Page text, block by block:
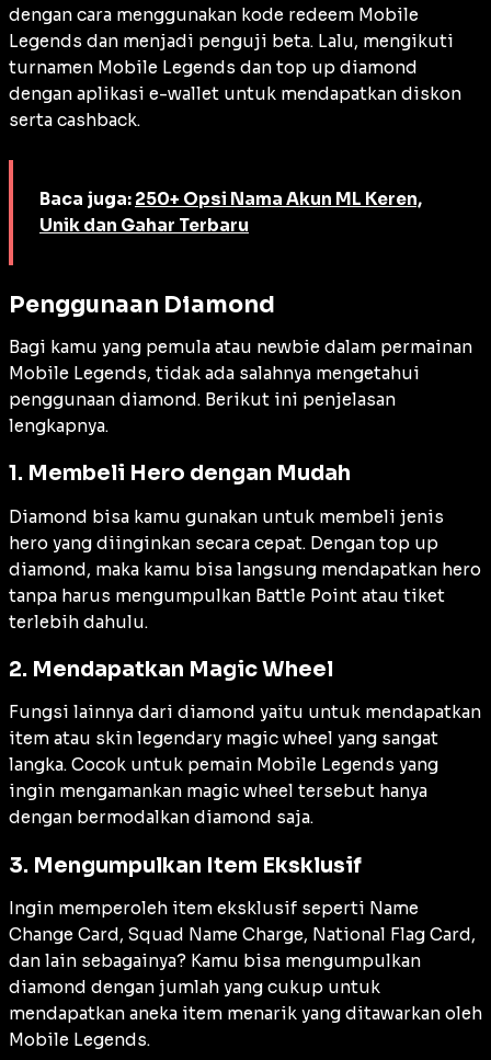
dengan cara menggunakan kode redeem Mobile
Legends dan menjadi penguji beta. Lalu, mengikuti
turnamen Mobile Legends dan top up diamond
dengan aplikasi e-wallet untuk mendapatkan diskon
serta cashback.
Baca juga: 250+ Opsi Nama Akun ML Keren,
Unik dan Gahar Terbaru
Penggunaan Diamond
Bagi kamu yang pemula atau newbie dalam permainan
Mobile Legends, tidak ada salahnya mengetahui
penggunaan diamond. Berikut ini penjelasan
lengkapnya.
1. Membeli Hero dengan Mudah
Diamond bisa kamu gunakan untuk membeli jenis
hero yang diinginkan secara cepat. Dengan top up
diamond, maka kamu bisa langsung mendapatkan hero
tanpa harus mengumpulkan Battle Point atau tiket
terlebih dahulu.
2. Mendapatkan Magic Wheel
Fungsi lainnya dari diamond yaitu untuk mendapatkan
item atau skin legendary magic wheel yang sangat
langka. Cocok untuk pemain Mobile Legends yang
ingin mengamankan magic wheel tersebut hanya
dengan bermodalkan diamond saja.
3. Mengumpulkan Item Eksklusif
Ingin memperoleh item eksklusif seperti Name
Change Card, Squad Name Charge, National Flag Card,
dan lain sebagainya? Kamu bisa mengumpulkan
diamond dengan jumlah yang cukup untuk
mendapatkan aneka item menarik yang ditawarkan oleh
Mobile Legends.